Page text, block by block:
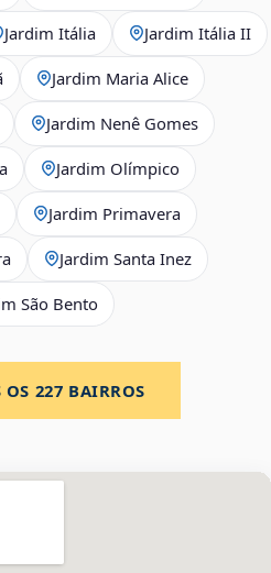
Jardim Itália Jardim Itália II
Jardim Maria Alice
Jardim Nenê Gomes
Jardim Olímpico
Jardim Primavera
Jardim Santa Inez
São Bento
OS 227 BAIRROS